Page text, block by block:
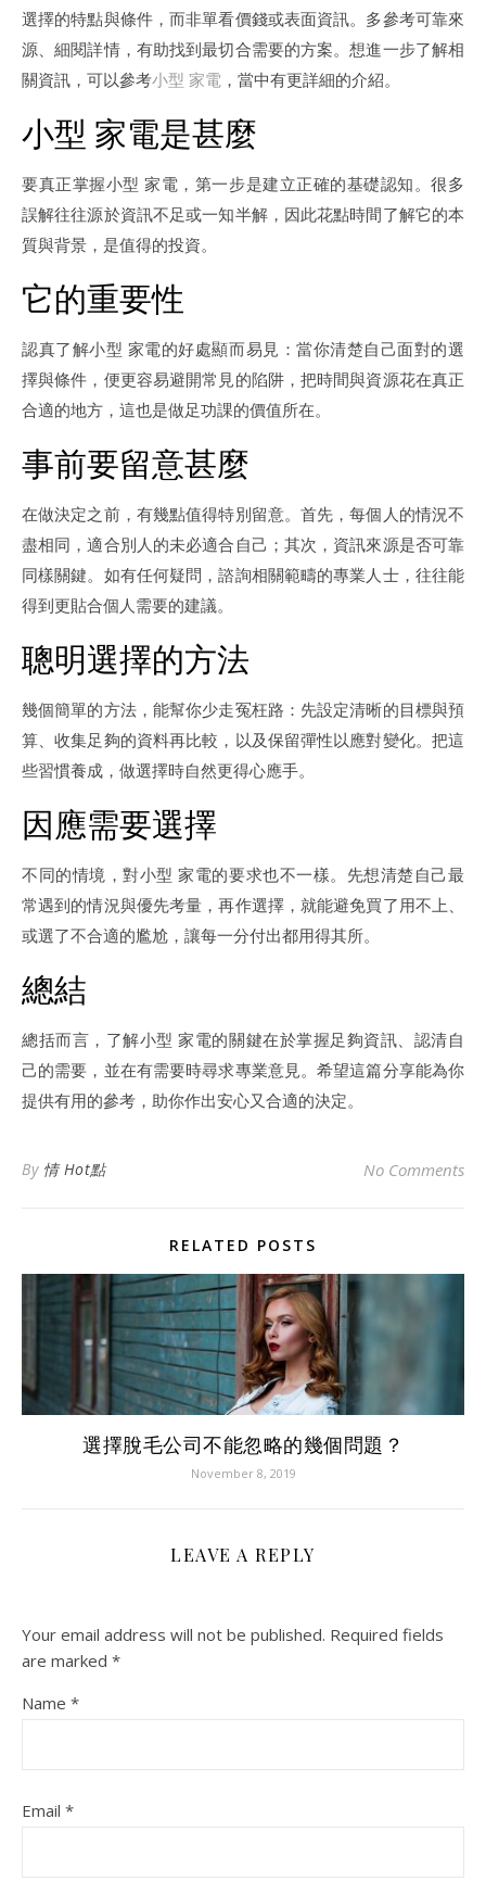
選擇的特點與條件，而非單看價錢或表面資訊。多參考可靠來
源、細閱詳情，有助找到最切合需要的方案。想進一步了解相
關資訊，可以參考小型 家電 ，當中有更詳細的介紹。
小型 家電是甚麼
要真正掌握小型 家電，第一步是建立正確的基礎認知。很多
誤解往往源於資訊不足或一知半解，因此花點時間了解它的本
質與背景，是值得的投資。
它的重要性
認真了解小型 家電的好處顯而易見：當你清楚自己面對的選
擇與條件，便更容易避開常見的陷阱，把時間與資源花在真正
合適的地方，這也是做足功課的價值所在。
事前要留意甚麼
在做決定之前，有幾點值得特別留意。首先，每個人的情況不
盡相同，適合別人的未必適合自己；其次，資訊來源是否可靠
同樣關鍵。如有任何疑問，諮詢相關範疇的專業人士，往往能
得到更貼合個人需要的建議。
聰明選擇的方法
幾個簡單的方法，能幫你少走冤枉路：先設定清晰的目標與預
算、收集足夠的資料再比較，以及保留彈性以應對變化。把這
些習慣養成，做選擇時自然更得心應手。
因應需要選擇
不同的情境，對小型 家電的要求也不一樣。先想清楚自己最
常遇到的情況與優先考量，再作選擇，就能避免買了用不上、
或選了不合適的尷尬，讓每一分付出都用得其所。
總結
總括而言，了解小型 家電的關鍵在於掌握足夠資訊、認清自
己的需要，並在有需要時尋求專業意見。希望這篇分享能為你
提供有用的參考，助你作出安心又合適的決定。
By 情 Hot點 No Comments
RELATED POSTS
選擇脫毛公司不能忽略的幾個問題？
November 8, 2019
LEAVE A REPLY
Your email address will not be published. Required fields
are marked *
Name *
Email *